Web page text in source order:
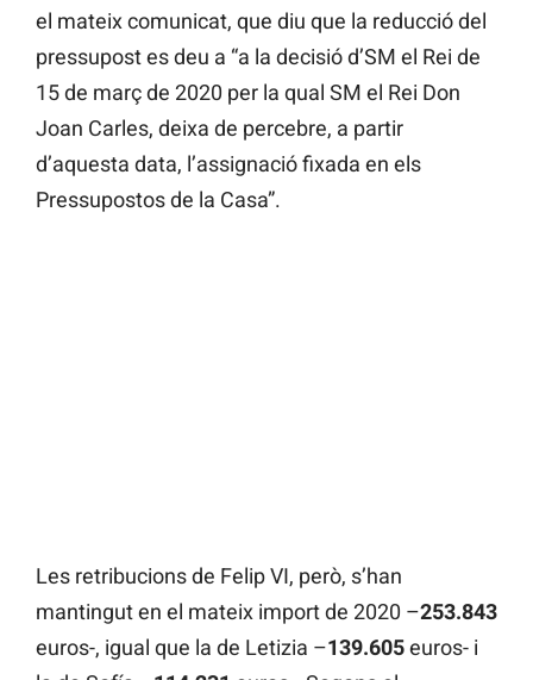
el mateix comunicat, que diu que la reducció del
pressupost es deu a “a la decisió d’SM el Rei de
15 de març de 2020 per la qual SM el Rei Don
Joan Carles, deixa de percebre, a partir
d’aquesta data, l’assignació fixada en els
Pressupostos de la Casa”.
Les retribucions de Felip VI, però, s’han
mantingut en el mateix import de 2020 –253.843
euros-, igual que la de Letizia –139.605euros- i